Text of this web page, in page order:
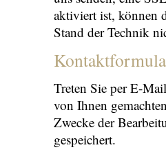
aktiviert ist, können
Stand der Technik
Treten Sie per E-
von Ihnen
Zwecke der
gespeichert.